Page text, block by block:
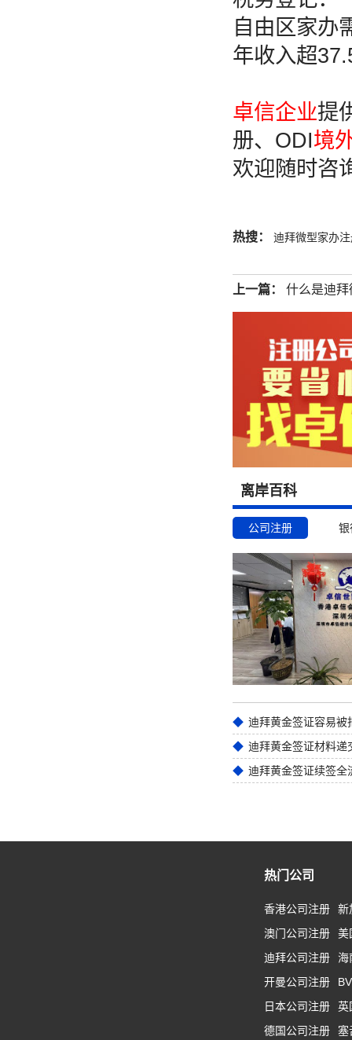
自由区家办
年收入超
卓信企业提
册、ODI境
欢迎随时咨
热搜： 迪拜微型家办
上一篇： 什么是迪
离岸百科
公司注册 银
迪拜黄金签证材料递
迪拜黄金签证续签全
热门公司
香港公司注册
新
澳门公司注册
美
迪拜公司注册
海
开曼公司注册
日本公司注册
英
德国公司注册
塞